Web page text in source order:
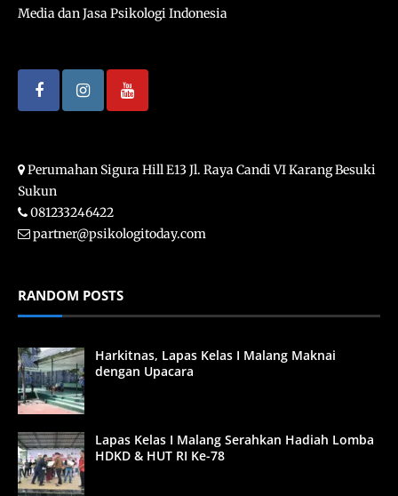
Media dan Jasa Psikologi Indonesia
Perumahan Sigura Hill E13 Jl. Raya Candi VI Karang Besuki
Sukun
081233246422
partner@psikologitoday.com
RANDOM POSTS
Harkitnas, Lapas Kelas I Malang Maknai
dengan Upacara
Lapas Kelas I Malang Serahkan Hadiah Lomba
HDKD & HUT RI Ke-78